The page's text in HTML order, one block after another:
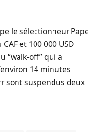
le sélectionneur Pape
et 100 000 USD
“walk-off” qui a
14 minutes
sont suspendus deux